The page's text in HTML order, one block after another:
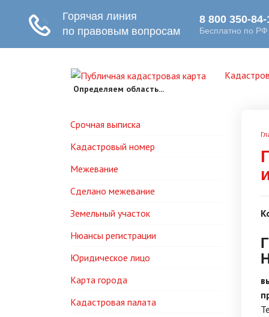
Определяем область...
Срочная выписка
Кадастровый номер
Межевание
Сделано межевание
Земельный участок
Нюансы регистрации
Юридическое лицо
Карта города
Кадастровая палата